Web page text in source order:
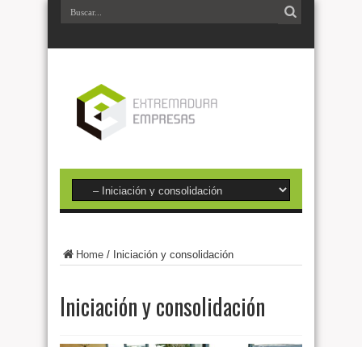
Home / Iniciación y consolidación
Iniciación y consolidación